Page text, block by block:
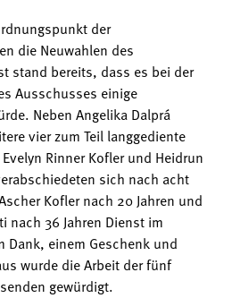
der
die Neuwahlen des
stand bereits, dass es bei der
Ausschusses einige
Neben Angelika Dalprá
vier zum Teil langgediente
Rinner Kofler und Heidrun
sich nach acht
Kofler nach 20 Jahren und
nach 36 Jahren Dienst im
einem Geschenk und
wurde die Arbeit der fünf
gewürdigt.